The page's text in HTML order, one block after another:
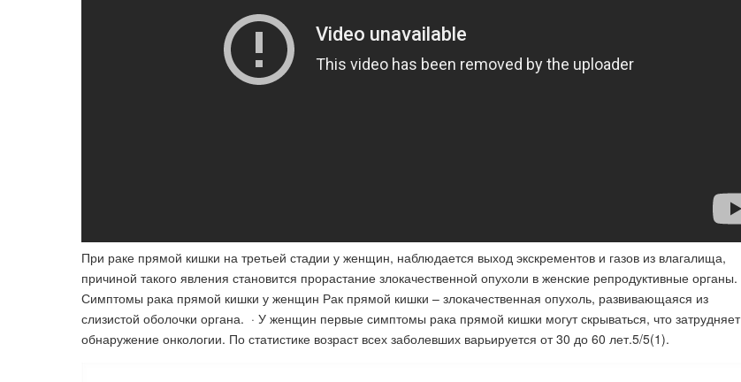
При раке прямой кишки на третьей стадии у женщин, наблюдается выход экскрементов и газов из влагалища,
причиной такого явления становится прорастание злокачественной опухоли в женские репродуктивные органы.
Симптомы рака прямой кишки у женщин Рак прямой кишки – злокачественная опухоль, развивающаяся из
слизистой оболочки органа. · У женщин первые симптомы рака прямой кишки могут скрываться, что затрудняет
обнаружение онкологии. По статистике возраст всех заболевших варьируется от 30 до 60 лет.5/5(1).